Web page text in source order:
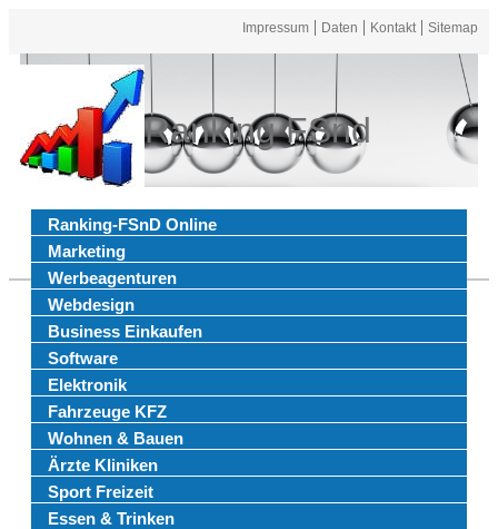
Impressum Daten Kontakt Sitemap
Ranking FSnd
Ranking-FSnD Online
Marketing
Werbeagenturen
Webdesign
Business Einkaufen
Software
Elektronik
Fahrzeuge KFZ
Wohnen & Bauen
Ärzte Kliniken
Sport Freizeit
Essen & Trinken